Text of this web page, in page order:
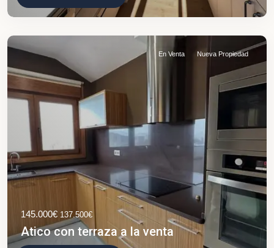
En Venta Nueva Propiedad
145.000€ 137.500€
Atico con terraza a la venta